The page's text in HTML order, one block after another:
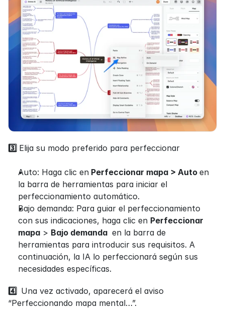
3️⃣ Elija su modo preferido para perfeccionar
Auto: Haga clic en Perfeccionar mapa > Auto en
la barra de herramientas para iniciar el
perfeccionamiento automático.
Bajo demanda: Para guiar el perfeccionamiento
con sus indicaciones, haga clic en Perfeccionar
mapa > Bajo demanda en la barra de
herramientas para introducir sus requisitos. A
continuación, la IA lo perfeccionará según sus
necesidades específicas.
4️⃣ Una vez activado, aparecerá el aviso
“Perfeccionando mapa mental…”.